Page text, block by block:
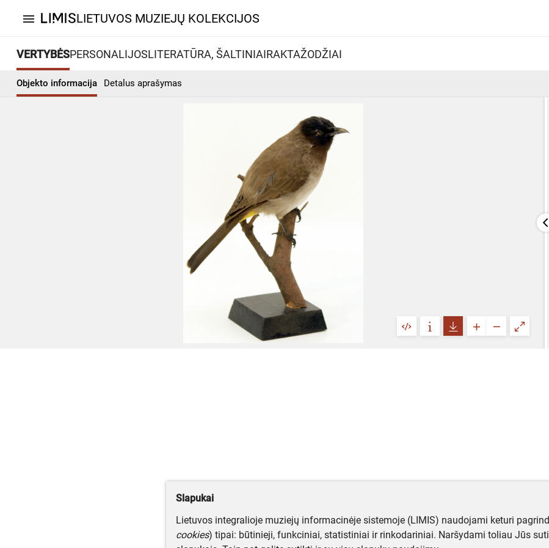
menu LIETUVOS MUZIEJŲ KOLEKCIJOS
VERTYBĖSPERSONALIJOSLITERATŪRA, ŠALTINIAIRAKTAŽODŽIAI
Objekto informacija Detalus aprašymas
Slapukai
Lietuvos integralioje muziejų informacinėje sistemoje (LIMIS) naudojami keturi
cookies) tipai: būtinieji, funkciniai, statistiniai ir rinkodariniai. Naršydami toliau Jūs